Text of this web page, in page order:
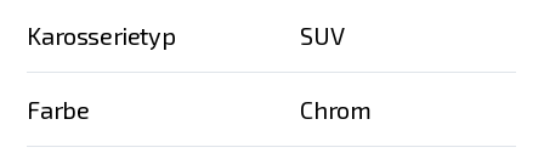
Karosserietyp SUV
Farbe Chrom